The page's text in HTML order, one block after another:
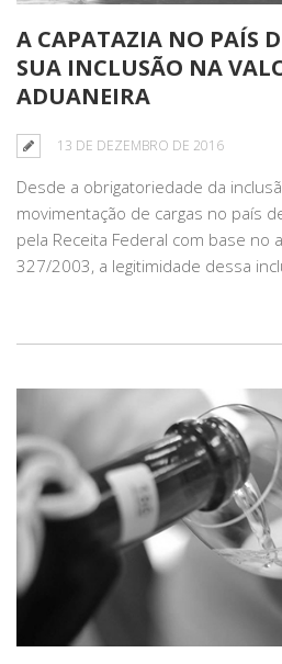
A CAPATAZIA NO PAÍS
SUA INCLUSÃO NA
ADUANEIRA
13 DE DEZEMBRO DE 2016
Desde a obrigatoriedade da
movimentação de cargas no país
pela Receita Federal com base no
327/2003, a legitimidade dessa